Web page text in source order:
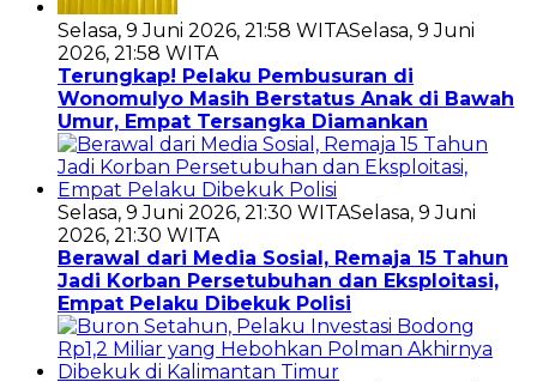
Selasa, 9 Juni 2026, 21:58 WITASelasa, 9 Juni
2026, 21:58 WITA
Terungkap! Pelaku Pembusuran di
Wonomulyo Masih Berstatus Anak di Bawah
Umur, Empat Tersangka Diamankan
Selasa, 9 Juni 2026, 21:30 WITASelasa, 9 Juni
2026, 21:30 WITA
Berawal dari Media Sosial, Remaja 15 Tahun
Jadi Korban Persetubuhan dan Eksploitasi,
Empat Pelaku Dibekuk Polisi